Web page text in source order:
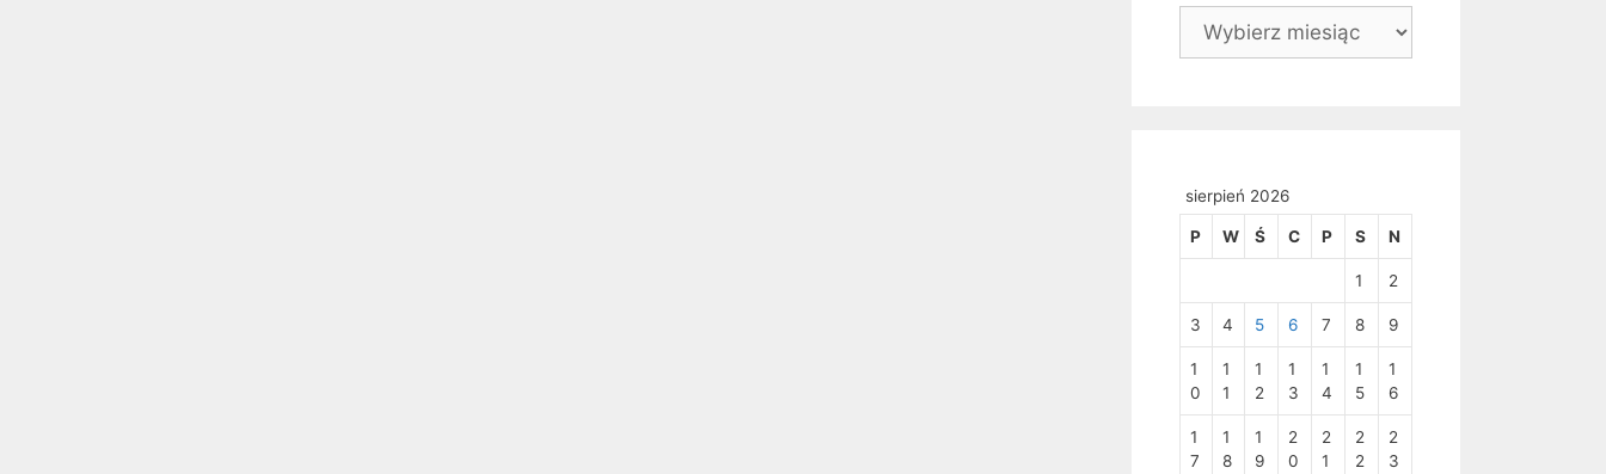
Archiwa
sierpień 2026
P W Ś C P S N
1 2
3 4 5 6 7 8 9
1
0
1
1
1
2
1
3
1
4
1
5
1
6
1
7
1
8
1
9
2
0
2
1
2
2
2
3